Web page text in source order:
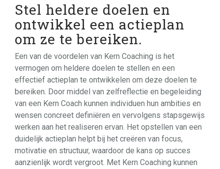
Stel heldere doelen en
ontwikkel een actieplan
om ze te bereiken.
Een van de voordelen van Kern Coaching is het
vermogen om heldere doelen te stellen en een
effectief actieplan te ontwikkelen om deze doelen te
bereiken. Door middel van zelfreflectie en begeleiding
van een Kern Coach kunnen individuen hun ambities en
wensen concreet definiëren en vervolgens stapsgewijs
werken aan het realiseren ervan. Het opstellen van een
duidelijk actieplan helpt bij het creëren van focus,
motivatie en structuur, waardoor de kans op succes
aanzienlijk wordt vergroot. Met Kern Coaching kunnen